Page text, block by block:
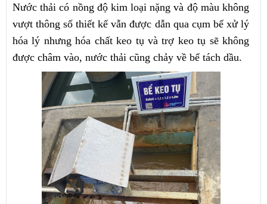
Nước thải có nồng độ kim loại nặng và độ màu không
vượt thông số thiết kế vẫn được dẫn qua cụm bể xử lý
hóa lý nhưng hóa chất keo tụ và trợ keo tụ sẽ không
được châm vào, nước thải cũng chảy về bể tách dầu.